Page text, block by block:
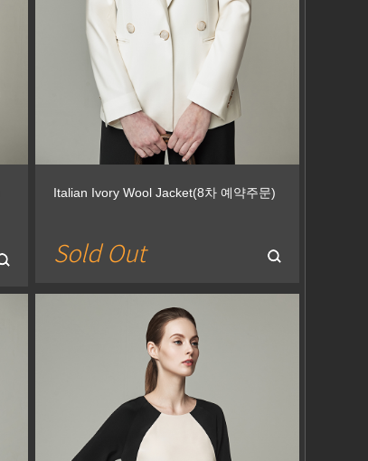
Italian Ivory Wool Jacket(8차 예약주문)
Sold Out